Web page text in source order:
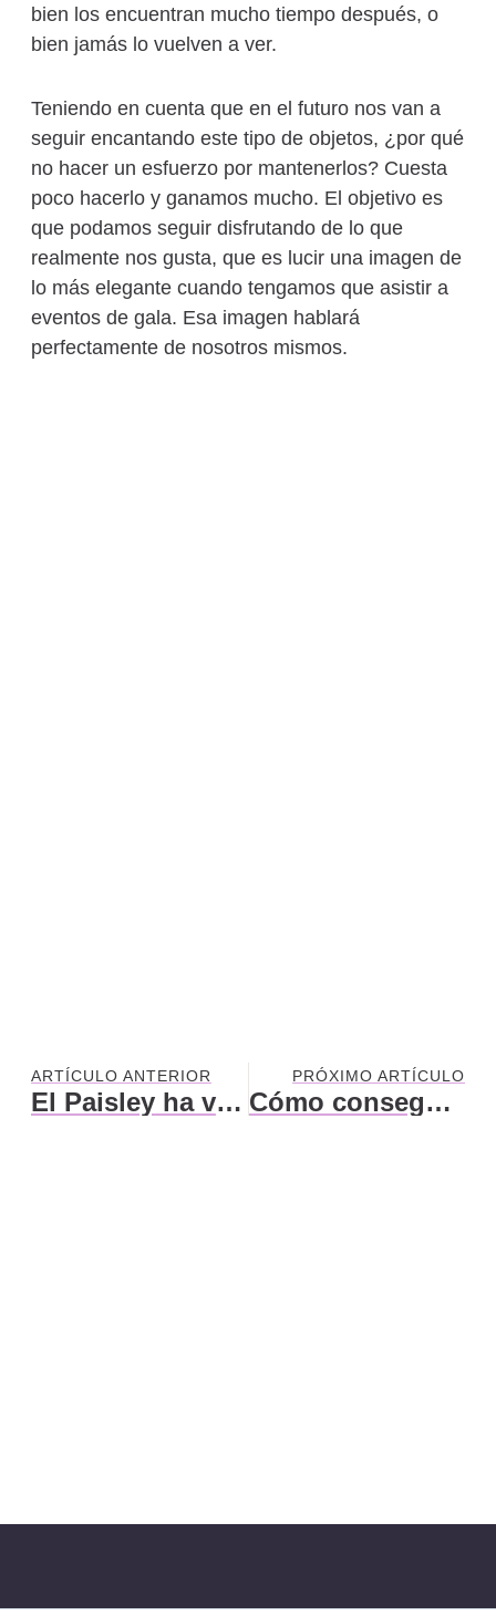
bien los encuentran mucho tiempo después, o
bien jamás lo vuelven a ver.
Teniendo en cuenta que en el futuro nos van a
seguir encantando este tipo de objetos, ¿por qué
no hacer un esfuerzo por mantenerlos? Cuesta
poco hacerlo y ganamos mucho. El objetivo es
que podamos seguir disfrutando de lo que
realmente nos gusta, que es lucir una imagen de
lo más elegante cuando tengamos que asistir a
eventos de gala. Esa imagen hablará
perfectamente de nosotros mismos.
ARTÍCULO ANTERIOR
El Paisley ha vuelto, y esta vez para quedarse
PRÓXIMO ARTÍCULO
Cómo conseguir una buena sintonía con nuestra vivienda